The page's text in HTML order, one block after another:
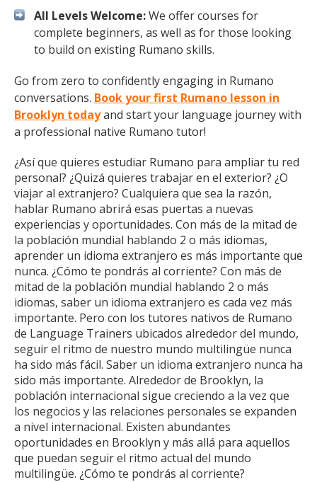
All Levels Welcome:We offer courses for
complete beginners, as well as for those looking
to build on existing Rumano skills.
Go from zero to confidently engaging in Rumano
conversations. Book your first Rumano lesson in
Brooklyn todayand start your language journey with
a professional native Rumano tutor!
¿Así que quieres estudiar Rumano para ampliar tu red
personal? ¿Quizá quieres trabajar en el exterior? ¿O
viajar al extranjero? Cualquiera que sea la razón,
hablar Rumano abrirá esas puertas a nuevas
experiencias y oportunidades. Con más de la mitad de
la población mundial hablando 2 o más idiomas,
aprender un idioma extranjero es más importante que
nunca. ¿Cómo te pondrás al corriente? Con más de
mitad de la población mundial hablando 2 o más
idiomas, saber un idioma extranjero es cada vez más
importante. Pero con los tutores nativos de Rumano
de Language Trainers ubicados alrededor del mundo,
seguir el ritmo de nuestro mundo multilingüe nunca
ha sido más fácil. Saber un idioma extranjero nunca ha
sido más importante. Alrededor de Brooklyn, la
población internacional sigue creciendo a la vez que
los negocios y las relaciones personales se expanden
a nivel internacional. Existen abundantes
oportunidades en Brooklyn y más allá para aquellos
que puedan seguir el ritmo actual del mundo
multilingüe. ¿Cómo te pondrás al corriente?